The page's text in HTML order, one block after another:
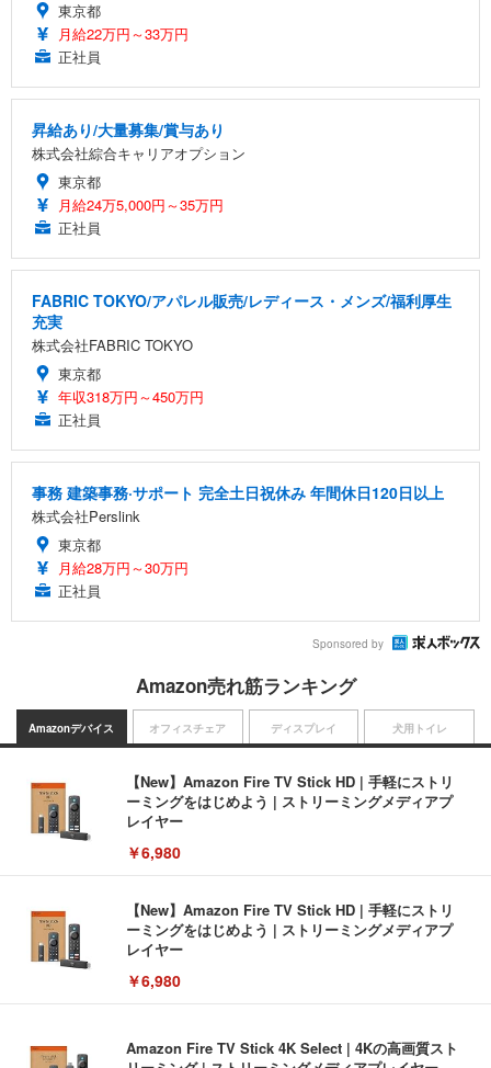
東京都
月給22万円～33万円
正社員
昇給あり/大量募集/賞与あり
株式会社綜合キャリアオプション
東京都
月給24万5,000円～35万円
正社員
FABRIC TOKYO/アパレル販売/レディース・メンズ/福利厚生
充実
株式会社FABRIC TOKYO
東京都
年収318万円～450万円
正社員
事務 建築事務·サポート 完全土日祝休み 年間休日120日以上
株式会社Perslink
東京都
月給28万円～30万円
正社員
Sponsored by
Amazon売れ筋ランキング
Amazonデバイス
【New】Amazon Fire TV Stick HD | 手軽にストリ
ーミングをはじめよう | ストリーミングメディアプ
レイヤー
￥6,980
【New】Amazon Fire TV Stick HD | 手軽にストリ
ーミングをはじめよう | ストリーミングメディアプ
レイヤー
￥6,980
Amazon Fire TV Stick 4K Select | 4Kの高画質スト
オフィスチェア ディスプレイ 犬用トイレ